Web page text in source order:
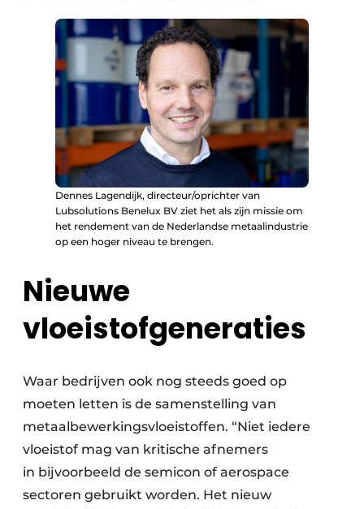
Dennes Lagendijk, directeur/oprichter van
Lubsolutions Benelux BV ziet het als zijn missie om
het rendement van de Nederlandse metaalindustrie
op een hoger niveau te brengen.
Nieuwe
vloeistofgeneraties
Waar bedrijven ook nog steeds goed op
moeten letten is de samenstelling van
metaalbewerkingsvloeistoffen. “Niet iedere
vloeistof mag van kritische afnemers
in bijvoorbeeld de semicon of aerospace
sectoren gebruikt worden. Het nieuw